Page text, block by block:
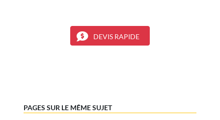
DEVIS RAPIDE
PAGES SUR LE MÊME SUJET